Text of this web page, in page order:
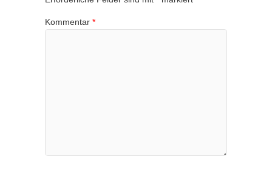
Kommentar *